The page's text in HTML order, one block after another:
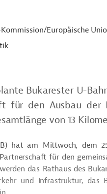
Europäische
Bukarester U-
für den Ausbau der
von 13
hat am Mittwoch, dem
für den
das Rathaus des
und Infrastruktur, das